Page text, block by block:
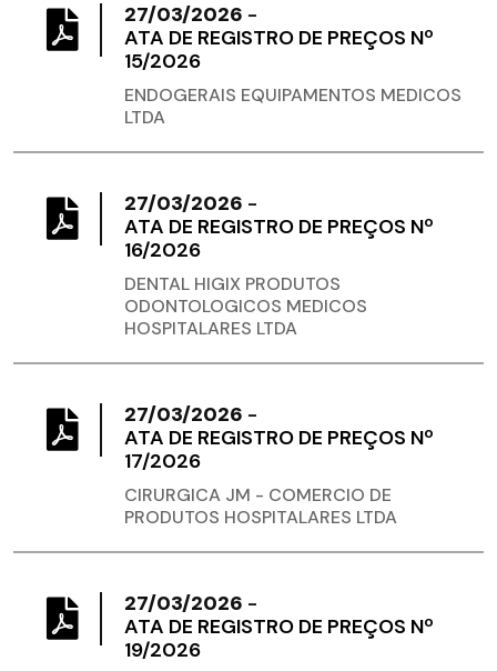
27/03/2026 -
ATA DE REGISTRO DE PREÇOS Nº
15/2026
ENDOGERAIS EQUIPAMENTOS MEDICOS
LTDA
27/03/2026 -
ATA DE REGISTRO DE PREÇOS Nº
16/2026
DENTAL HIGIX PRODUTOS
ODONTOLOGICOS MEDICOS
HOSPITALARES LTDA
27/03/2026 -
ATA DE REGISTRO DE PREÇOS Nº
17/2026
CIRURGICA JM - COMERCIO DE
PRODUTOS HOSPITALARES LTDA
27/03/2026 -
ATA DE REGISTRO DE PREÇOS Nº
19/2026